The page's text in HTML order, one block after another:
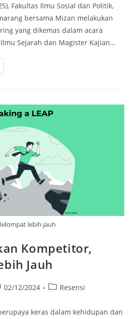
Fakultas Ilmu Sosial dan Politik,
bersama Mizan melakukan
yang dikemas dalam acara
Sejarah dan Magister Kajian…
lebih jauh
Kompetitor,
Jauh
02/12/2024 Resensi
keras dalam kehidupan dan